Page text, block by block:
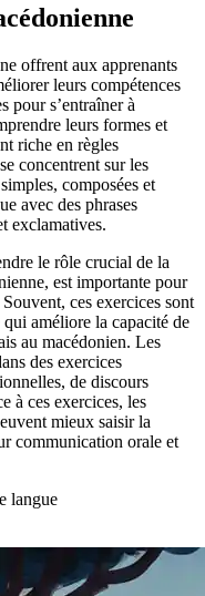
offrent aux apprenants
leurs compétences
pour s’entraîner à
leurs formes et
riche en règles
concentrent sur les
composées et
avec des phrases
exclamatives.
le rôle crucial de la
est importante pour
ces exercices sont
améliore la capacité de
au macédonien. Les
des exercices
de discours
à ces exercices, les
mieux saisir la
communication orale et
langue